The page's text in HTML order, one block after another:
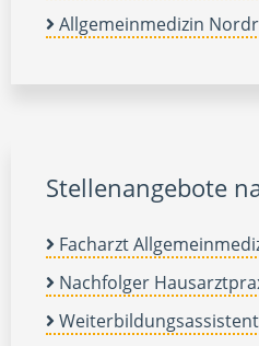
Allgemeinmedizin
Stellenangebote
Facharzt
Nachfolger